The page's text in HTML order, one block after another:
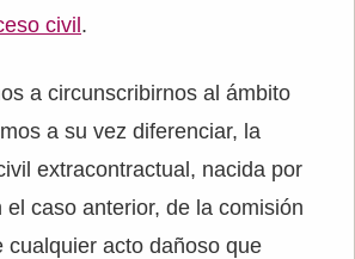
civil.
a circunscribirnos al ámbito
a su vez diferenciar, la
extracontractual, nacida por
caso anterior, de la comisión
cualquier acto dañoso que